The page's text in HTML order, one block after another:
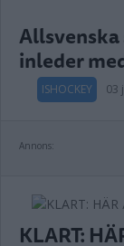
Allsvenska
inleder
ISHOCKEY 03
Annons:
KLART: